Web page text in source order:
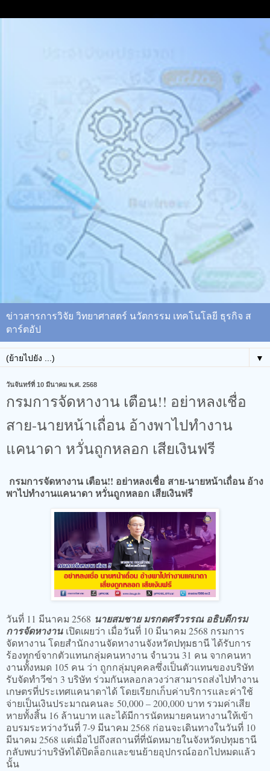
ข่าวสารการวิจัย วิทยาศาสตร์ นวัตกรรม เทคโนโลยี ธุรกิจ ส
ตาร์ตอัป
▼
วันจันทร์ที่ 10 มีนาคม พ.ศ. 2568
กรมการจัดหางาน เตือน!! อย่าหลงเชื่อ
สาย-นายหน้าเถื่อน อ้างพาไปทำงาน
แคนาดา หวั่นถูกหลอก เสียเงินฟรี
กรมการจัดหางาน เตือน!! อย่าหลงเชื่อ สาย-นายหน้าเถื่อน อ้าง
พาไปทำงานแคนาดา หวั่นถูกหลอก เสียเงินฟรี
วันที่ 11 มีนาคม 2568 นายสมชาย มรกตศรีวรรณ อธิบดีกรม
การจัดหางานเปิดเผยว่า เมื่อวันที่ 10 มีนาคม 2568 กรมการ
จัดหางาน โดยสำนักงานจัดหางานจังหวัดปทุมธานี ได้รับการ
ร้องทุกข์จากตัวแทนกลุ่มคนหางาน จำนวน 31 คน จากคนหา
งานทั้งหมด 105 คน ว่า ถูกกลุ่มบุคคลซึ่งเป็นตัวแทนของบริษัท
รับจัดทำวีซ่า 3 บริษัท ร่วมกันหลอกลวงว่าสามารถส่งไปทำงาน
เกษตรที่ประเทศแคนาดาได้ โดยเรียกเก็บค่าบริการและค่าใช้
จ่ายเป็นเงินประมาณคนละ 50,000 – 200,000 บาท รวมค่าเสีย
หายทั้งสิ้น 16 ล้านบาท และได้มีการนัดหมายคนหางานให้เข้า
อบรมระหว่างวันที่ 7-9 มีนาคม 2568 ก่อนจะเดินทางในวันที่ 10
มีนาคม 2568 แต่เมื่อไปถึงสถานที่ที่นัดหมายในจังหวัดปทุมธานี
กลับพบว่าบริษัทได้ปิดล็อกและขนย้ายอุปกรณ์ออกไปหมดแล้ว
นั้น